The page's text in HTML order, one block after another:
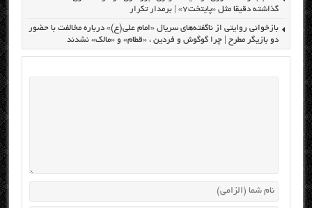
گذاشته دقیقا مثل «پایتخت۷» | برمدار تکرار
بازخوانی روایتی از ناگفته‌های سریال «امام علی(ع)» درباره مخالفت با حضور
دو بازیگر مطرح | چرا گوگوش و فردین ، «قطام» و «مالک» نشدند